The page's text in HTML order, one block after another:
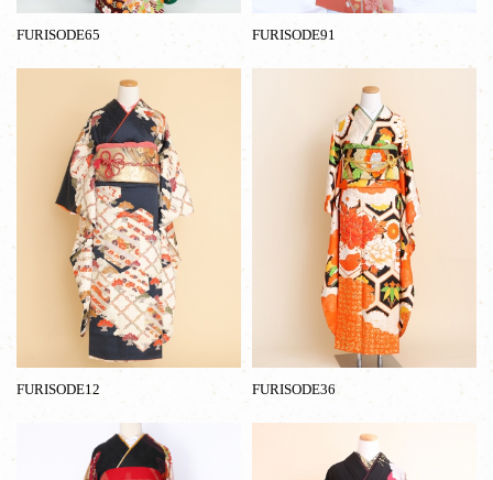
FURISODE65 FURISODE91
FURISODE12 FURISODE36